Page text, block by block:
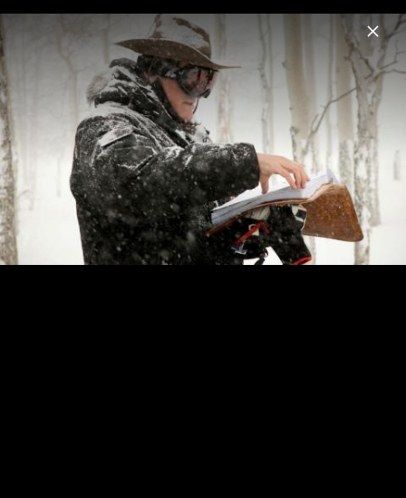
Menu
Ennio Morricone
Home News Musik Videos Fotos Biografie
Morricone 60